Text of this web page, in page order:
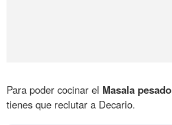
Para poder cocinar el Masala pesado
tienes que reclutar a Decario.